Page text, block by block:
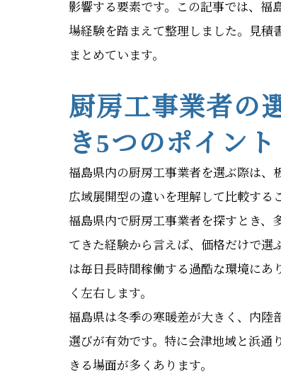
影響する要素です。この記事では、福
場経験を踏まえて整理しました。見積
まとめています。
厨房工事業者の
き5つのポイント
福島県内の厨房工事業者を選ぶ際は、
広域展開型の違いを理解して比較する
福島県内で厨房工事業者を探すとき、
てきた経験から言えば、価格だけで選
は毎日長時間稼働する過酷な環境にあ
く左右します。
福島県は冬季の寒暖差が大きく、内陸
選びが有効です。特に会津地域と浜通
きる場面が多くあります。